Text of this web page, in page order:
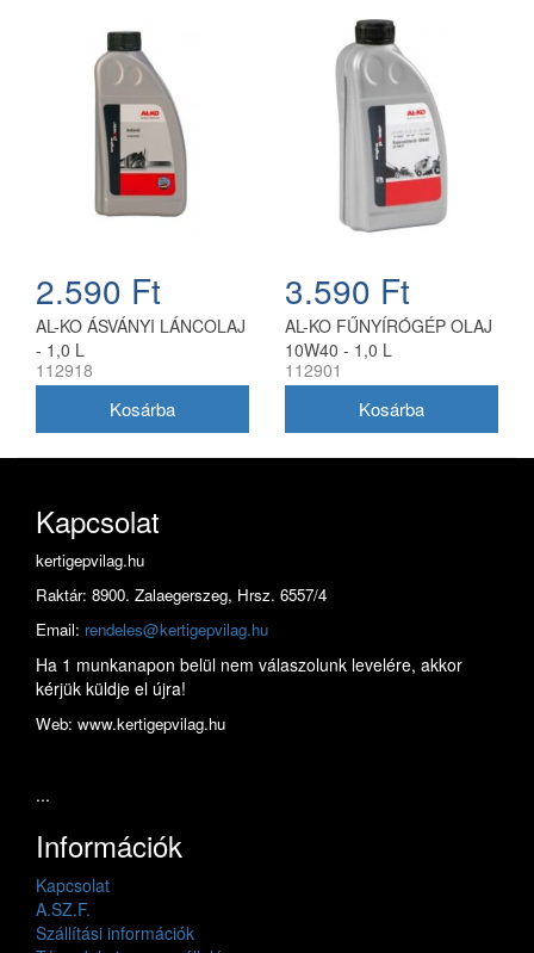
2.590 Ft
AL-KO ÁSVÁNYI LÁNCOLAJ
- 1,0 L
112918
3.590 Ft
AL-KO FŰNYÍRÓGÉP OLAJ
10W40 - 1,0 L
112901
Kapcsolat
kertigepvilag.hu
Raktár: 8900. Zalaegerszeg, Hrsz. 6557/4
Email: rendeles@kertigepvilag.hu
Ha 1 munkanapon belül nem válaszolunk levelére, akkor
kérjük küldje el újra!
Web: www.kertigepvilag.hu
...
Információk
Kapcsolat
A.SZ.F.
Szállítási információk